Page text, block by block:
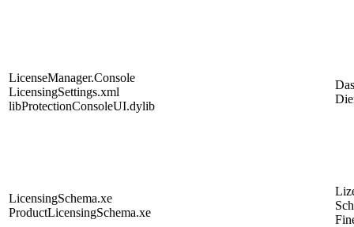
LicenseManager.Console
LicensingSettings.xml
libProtectionConsoleUI.dylib
LicensingSchema.xe
ProductLicensingSchema.xe